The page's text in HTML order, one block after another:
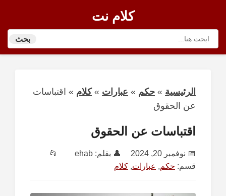
كلام نت
بحث
الرئيسية » حكم » عبارات »كلام » اقتباسات
عن الحقوق
اقتباسات عن الحقوق
📅 نوفمبر 20, 2024 👤 بقلم: ehab
📂
قسم: حكم, عبارات, كلام